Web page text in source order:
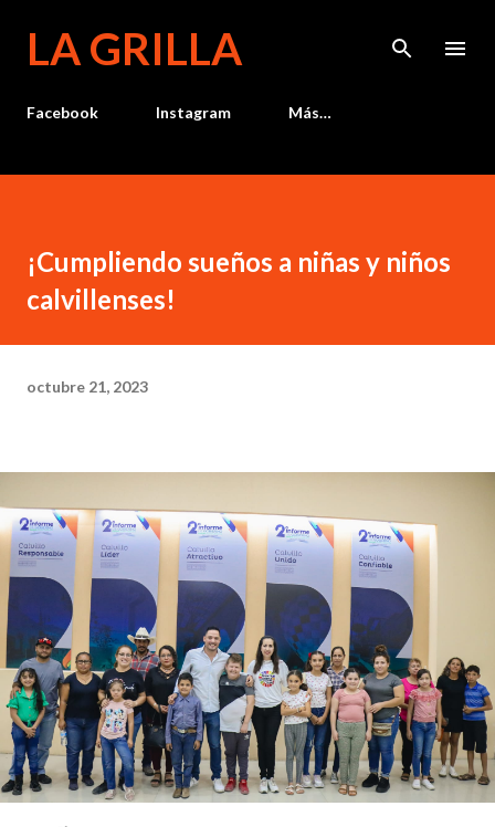
LA GRILLA
Facebook Instagram Más…
¡Cumpliendo sueños a niñas y niños
calvillenses!
octubre 21, 2023